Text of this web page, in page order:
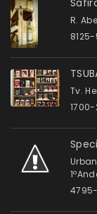
R.
Tv.
1700-